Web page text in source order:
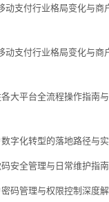
动支付行业格局变化与商
动支付行业格局变化与商
大平台全流程操作指南
数字化转型的落地路径与
码安全管理与日常维护指
密码管理与权限控制深度